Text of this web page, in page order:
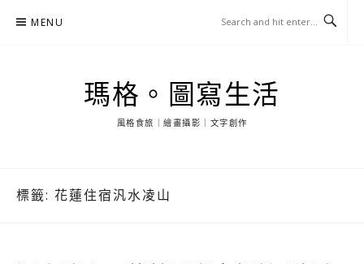
MENU
瑪格。圖寫生活
風格食旅｜繪畫攝影｜文字創作
標籤: 花蓮住宿汎水凌山